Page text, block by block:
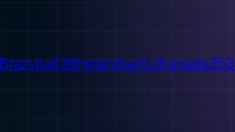
Brazylia439Holandia412Kanada353